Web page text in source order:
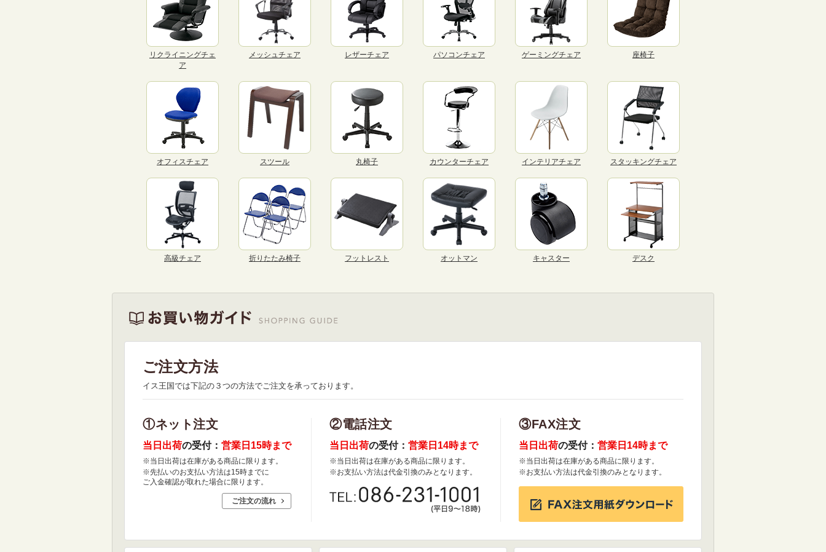
リクライニングチェ
ア
メッシュチェア レザーチェア パソコンチェア ゲーミングチェア 座椅子
オフィスチェア スツール 丸椅子 カウンターチェア インテリアチェア スタッキングチェア
高級チェア 折りたたみ椅子 フットレスト オットマン キャスター デスク
ご注文方法
イス王国では下記の３つの方法でご注文を承っております。
①ネット注文
当日出荷の受付： 営業日15時まで
※当日出荷は在庫がある商品に限ります。
※先払いのお支払い方法は15時までに
ご入金確認が取れた場合に限ります。
ご注文の流れ
②電話注文
当日出荷の受付： 営業日14時まで
※当日出荷は在庫がある商品に限ります。
※お支払い方法は代金引換のみとなります。
③FAX注文
当日出荷の受付： 営業日14時まで
※当日出荷は在庫がある商品に限ります。
※お支払い方法は代金引換のみとなります。